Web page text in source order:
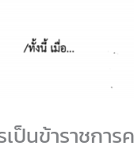
ป็นข้าราชการ